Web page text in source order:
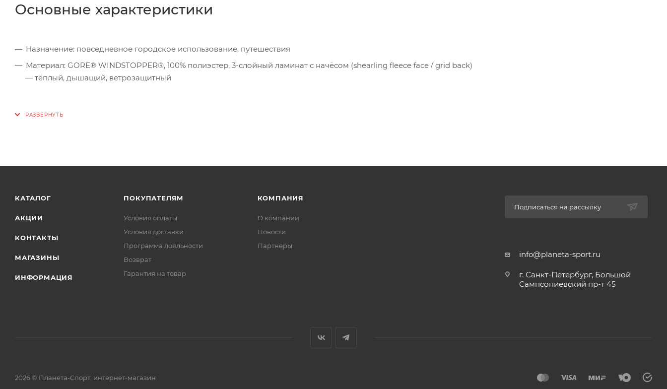
Основные характеристики
Назначение: повседневное городское использование, путешествия
Материал: GORE® WINDSTOPPER®, 100% полиэстер, 3-слойный ламинат с начёсом (shearling fleece face / grid back)
— тёплый, дышащий, ветрозащитный
КАТАЛОГ
АКЦИИ
КОНТАКТЫ
МАГАЗИНЫ
ИНФОРМАЦИЯ
ПОКУПАТЕЛЯМ
Условия оплаты
Условия доставки
Программа лояльности
Возврат
Гарантия на товар
КОМПАНИЯ
О компании
Новости
Партнеры
Подписаться на рассылку
info@planeta-sport.ru
г. Санкт-Петербург, Большой
Сампсониевский пр-т 45
2026 © Планета-Спорт: интернет-магазин